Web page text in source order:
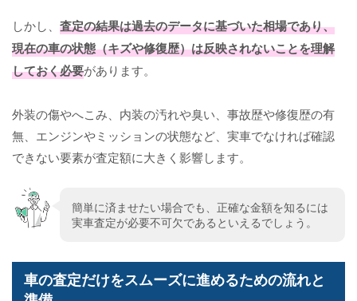
しかし、 査定の結果は過去のデータに基づいた相場であり、
現在の車の状態（キズや修復歴）は反映されないことを理解
しておく必要があります。
外装の傷やへこみ、内装の汚れや臭い、事故歴や修復歴の有
無、エンジンやミッションの状態など、実車でなければ確認
できない要素が査定額に大きく影響します。
簡単に済ませたい場合でも、正確な金額を知るには
実車査定が必要不可欠であるといえるでしょう。
車の査定だけをスムーズに進めるための流れと